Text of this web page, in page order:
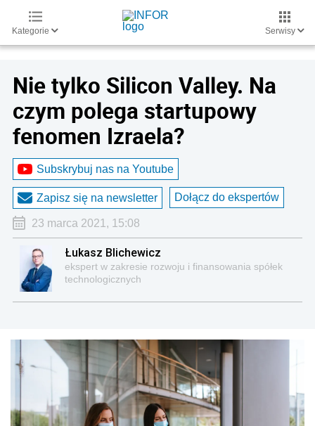
Kategorie Serwisy
Nie tylko Silicon Valley. Na
czym polega startupowy
fenomen Izraela?
Subskrybuj nas na Youtube
Zapisz się na newsletter Dołącz do ekspertów
23 marca 2021, 15:08
Łukasz Blichewicz
ekspert w zakresie rozwoju i finansowania spółek
technologicznych